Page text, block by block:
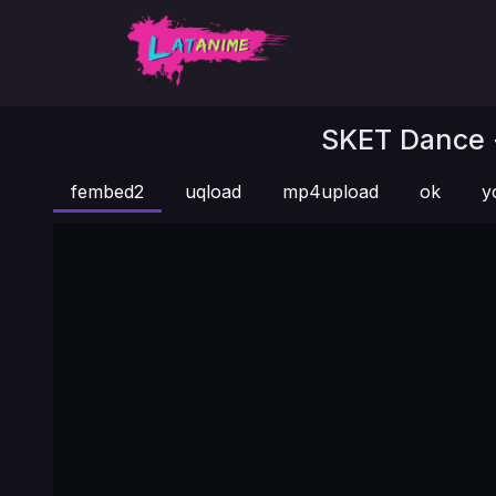
SKET Dance
fembed2 uqload mp4upload ok